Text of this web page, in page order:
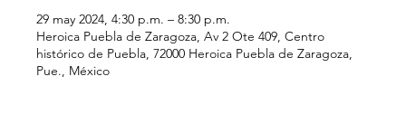
29 may 2024, 4:30 p.m. – 8:30 p.m.
Heroica Puebla de Zaragoza, Av 2 Ote 409, Centro
histórico de Puebla, 72000 Heroica Puebla de Zaragoza,
Pue., México